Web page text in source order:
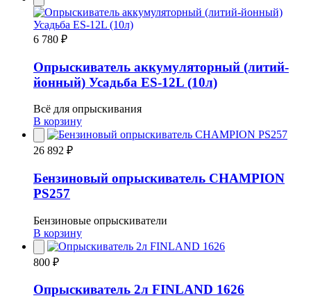
6 780 ₽
Опрыскиватель аккумуляторный (литий-
йонный) Усадьба ES-12L (10л)
Всё для опрыскивания
В корзину
26 892 ₽
Бензиновый опрыскиватель CHAMPION
PS257
Бензиновые опрыскиватели
В корзину
800 ₽
Опрыскиватель 2л FINLAND 1626